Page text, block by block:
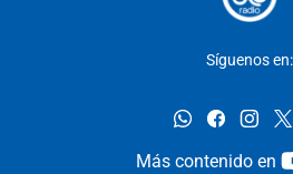
Síguenos en:
whatsappfacebook
Más contenido en